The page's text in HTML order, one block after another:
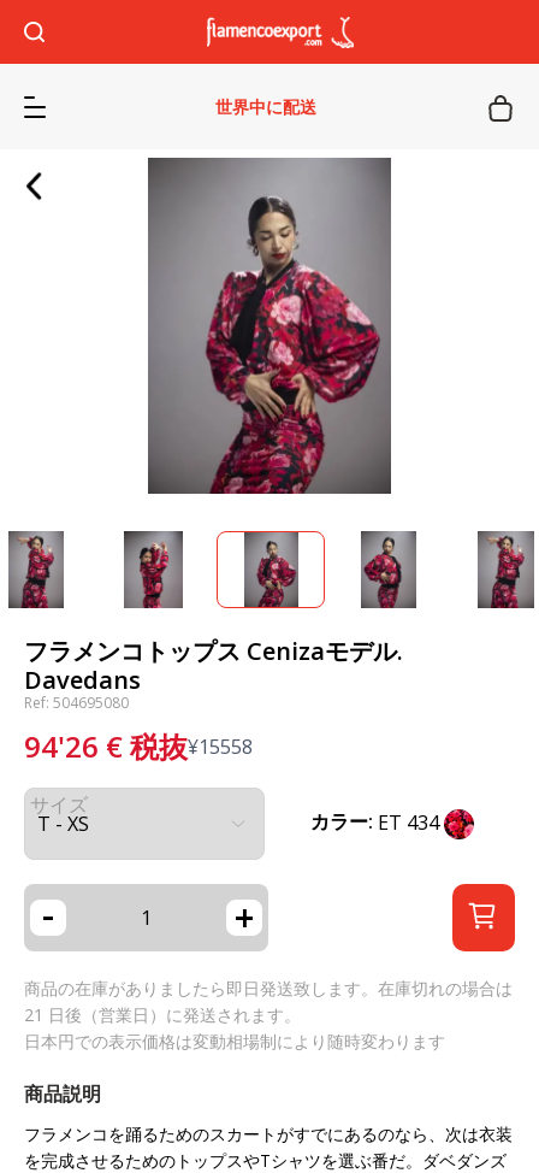
世界中に配送
フラメンコトップス Cenizaモデル.
Davedans
Ref: 504695080
94'26 €税抜¥15558
サイズ
カラー: ET 434
- +
商品の在庫がありましたら即日発送致します。在庫切れの場合は
21 日後（営業日）に発送されます。
日本円での表示価格は変動相場制により随時変わります
商品説明
フラメンコを踊るためのスカートがすでにあるのなら、次は衣装
を完成させるためのトップスやTシャツを選ぶ番だ。ダベダンズ